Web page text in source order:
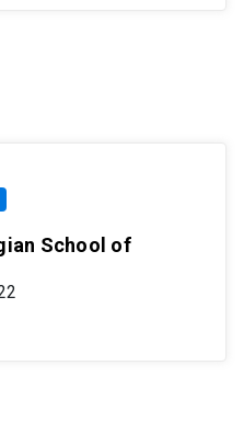
School of